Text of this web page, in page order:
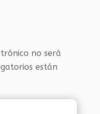
no será
están